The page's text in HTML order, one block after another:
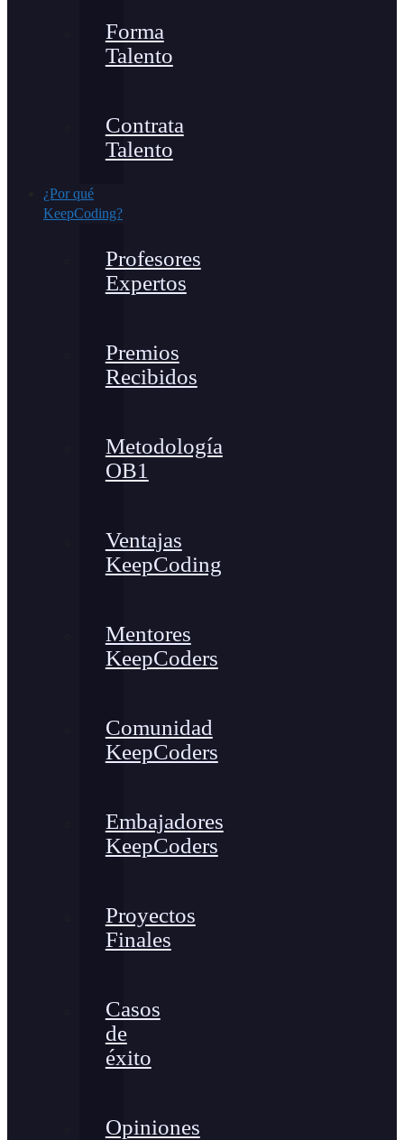
Forma
Talento
Contrata
Talento
¿Por qué
KeepCoding?
Profesores
Expertos
Premios
Recibidos
Metodología
OB1
Ventajas
KeepCoding
Mentores
KeepCoders
Comunidad
KeepCoders
Embajadores
KeepCoders
Proyectos
Finales
Casos
de
éxito
Opiniones